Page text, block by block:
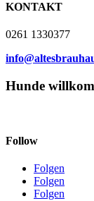
KONTAKT
0261 1330377
Hunde
Follow
Folgen
Folgen
Folgen